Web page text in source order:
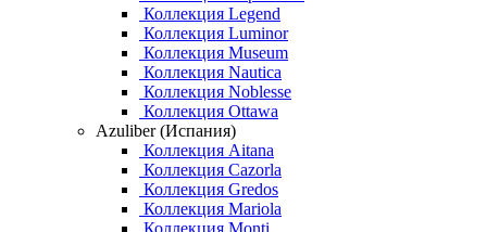
Коллекция Legend
Коллекция Luminor
Коллекция Museum
Коллекция Nautica
Коллекция Noblesse
Коллекция Ottawa
Azuliber (Испания)
Коллекция Aitana
Коллекция Cazorla
Коллекция Gredos
Коллекция Mariola
Коллекция Monti